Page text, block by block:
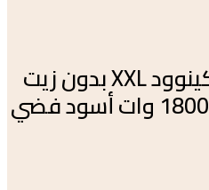
قلاية كينوود XXL بدون زيت
ديجيتال كينوود 7 لتر 1800 وات أسود فضي